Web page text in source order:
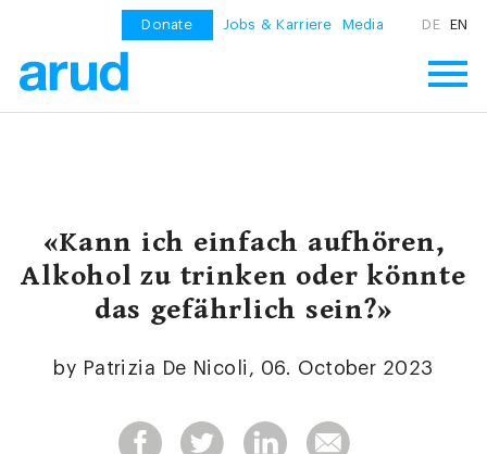
Donate Jobs & Karriere Media DE EN
«Kann ich einfach aufhören,
Alkohol zu trinken oder könnte
das gefährlich sein?»
by Patrizia De Nicoli, 06. October 2023